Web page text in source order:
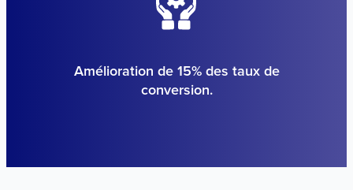
Amélioration de 15% des taux de
conversion.